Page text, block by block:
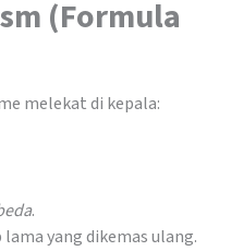
(Formula
melekat di kepala:
.
yang dikemas ulang.